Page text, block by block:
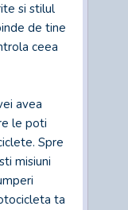
si stilul
de tine
ceea
avea
le poti
Spre
misiuni
ta